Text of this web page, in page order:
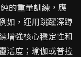
的重量訓練，應
如，運用跳躍深蹲
增強核心穩定性和
活度；瑜伽或普拉